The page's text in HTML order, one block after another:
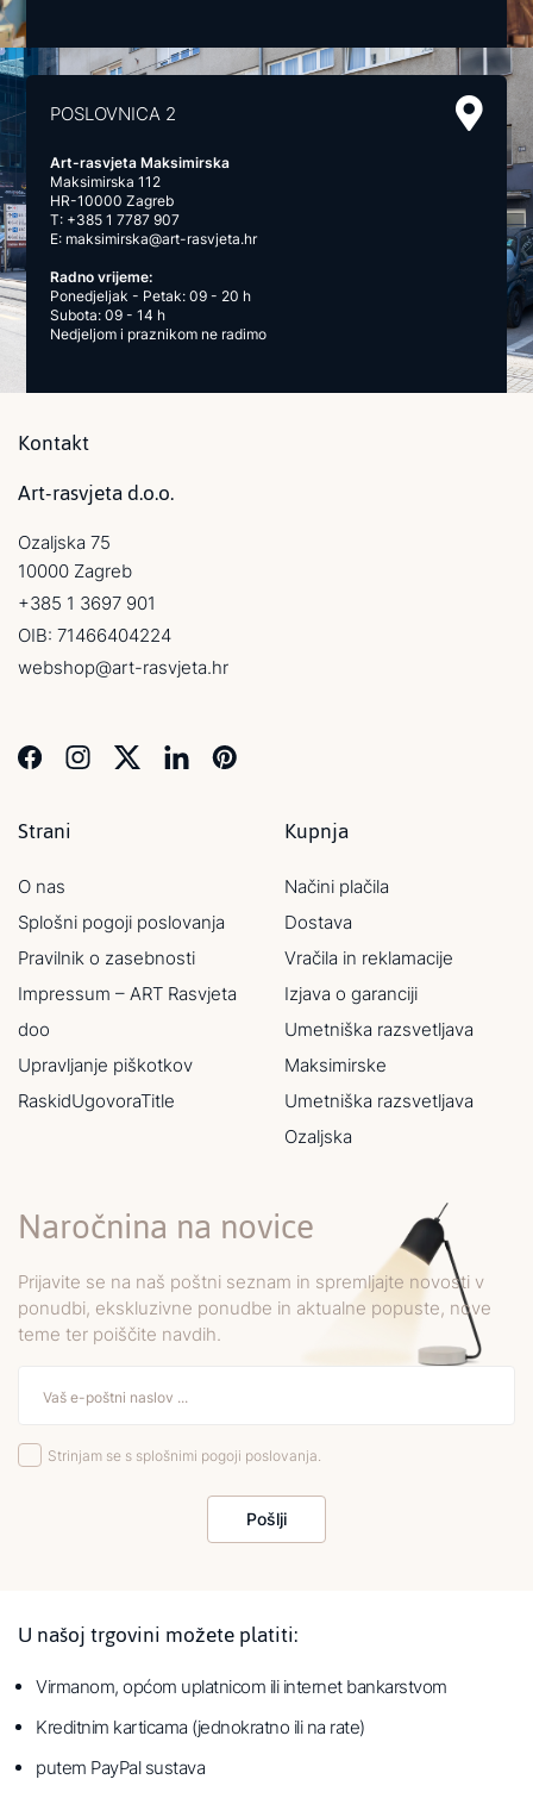
POSLOVNICA 2
Art-rasvjeta Maksimirska
Maksimirska 112
HR-10000 Zagreb
T: +385 1 7787 907
E: maksimirska@art-rasvjeta.hr
Radno vrijeme:
Ponedjeljak - Petak: 09 - 20 h
Subota: 09 - 14 h
Nedjeljom i praznikom ne radimo
Kontakt
Art-rasvjeta d.o.o.
Ozaljska 75
10000 Zagreb
+385 1 3697 901
OIB: 71466404224
webshop@art-rasvjeta.hr
Strani
O nas
Splošni pogoji poslovanja
Pravilnik o zasebnosti
Impressum – ART Rasvjeta
doo
Upravljanje piškotkov
RaskidUgovoraTitle
Kupnja
Načini plačila
Dostava
Vračila in reklamacije
Izjava o garanciji
Umetniška razsvetljava
Maksimirske
Umetniška razsvetljava
Ozaljska
Naročnina na novice
Prijavite se na naš poštni seznam in spremljajte novosti v
ponudbi, ekskluzivne ponudbe in aktualne popuste, nove
teme ter poiščite navdih.
Strinjam se s splošnimi pogoji poslovanja.
Pošlji
U našoj trgovini možete platiti:
Virmanom, općom uplatnicom ili internet bankarstvom
Kreditnim karticama (jednokratno ili na rate)
putem PayPal sustava